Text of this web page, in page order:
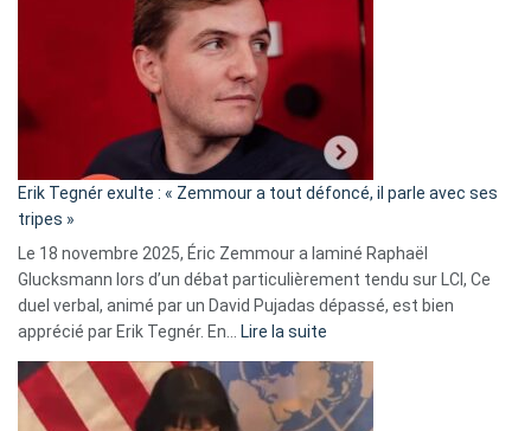
d’alliance
secrète
«
C’est
fake
news
»
Erik Tegnér exulte : « Zemmour a tout défoncé, il parle avec ses
tripes »
Le 18 novembre 2025, Éric Zemmour a laminé Raphaël
Glucksmann lors d’un débat particulièrement tendu sur LCI, Ce
duel verbal, animé par un David Pujadas dépassé, est bien
apprécié par Erik Tegnér. En…
Lire la suite
Tegnér
exulte